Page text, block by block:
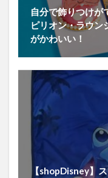
自分で飾りつけ
ピリオン・ラウン
がかわいい！
【shopDisney】